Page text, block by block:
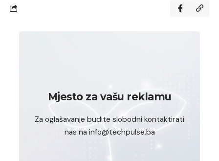
Mjesto za vašu reklamu
Za oglašavanje budite slobodni kontaktirati
nas na info@techpulse.ba